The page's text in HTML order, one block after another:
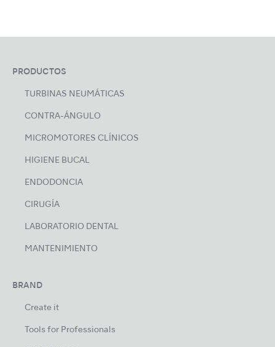
PRODUCTOS
TURBINAS NEUMÁTICAS
CONTRA-ÁNGULO
MICROMOTORES CLÍNICOS
HIGIENE BUCAL
ENDODONCIA
CIRUGÍA
LABORATORIO DENTAL
MANTENIMIENTO
BRAND
Create it
Tools for Professionals